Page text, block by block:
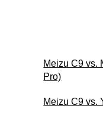
Meizu C9 vs.
Pro)
Meizu C9 vs.